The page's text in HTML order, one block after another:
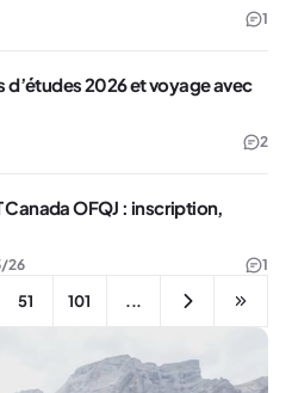
1
d’études 2026 et voyage avec
2
Canada OFQJ : inscription,
26 1
51 101 ...